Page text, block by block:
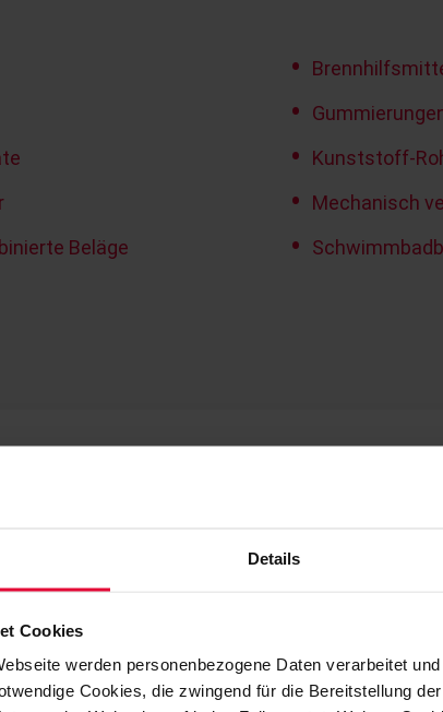
Details
Cookies
werden personenbezogene Daten verarbeitet
Cookies, die zwingend für die Bereitstellung
Beläge
Kunststoff-
Mechanisch